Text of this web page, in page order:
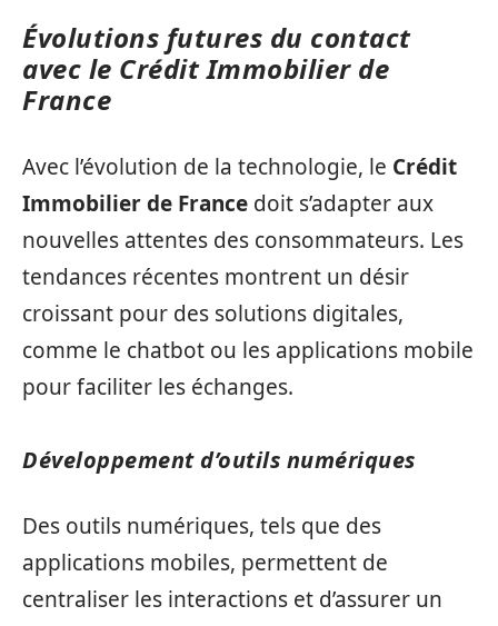
Évolutions futures du contact
avec le Crédit Immobilier de
France
Avec l’évolution de la technologie, le Crédit
Immobilier de France doit s’adapter aux
nouvelles attentes des consommateurs. Les
tendances récentes montrent un désir
croissant pour des solutions digitales,
comme le chatbot ou les applications mobile
pour faciliter les échanges.
Développement d’outils numériques
Des outils numériques, tels que des
applications mobiles, permettent de
centraliser les interactions et d’assurer un